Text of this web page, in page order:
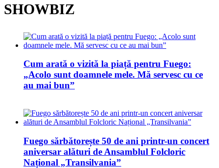
SHOWBIZ
Cum arată o vizită la piață pentru Fuego:
„Acolo sunt doamnele mele. Mă servesc cu ce
au mai bun”
Fuego sărbătorește 50 de ani printr-un concert
aniversar alături de Ansamblul Folcloric
Național „Transilvania”